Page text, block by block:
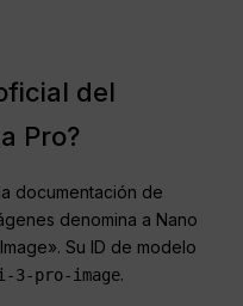
del
Pro?
documentación de
denomina a Nano
Su ID de modelo
3-pro-image.